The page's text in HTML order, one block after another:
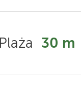
30 m